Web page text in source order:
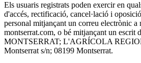
Els usuaris registrats poden exercir en
d'accés, rectificació, cancel·lació i
personal mitjançant un correu electrònic a
montserrat.com, o bé mitjançant un
MONTSERRAT; L'AGRÍCOLA
Montserrat s/n; 08199 Montserrat.